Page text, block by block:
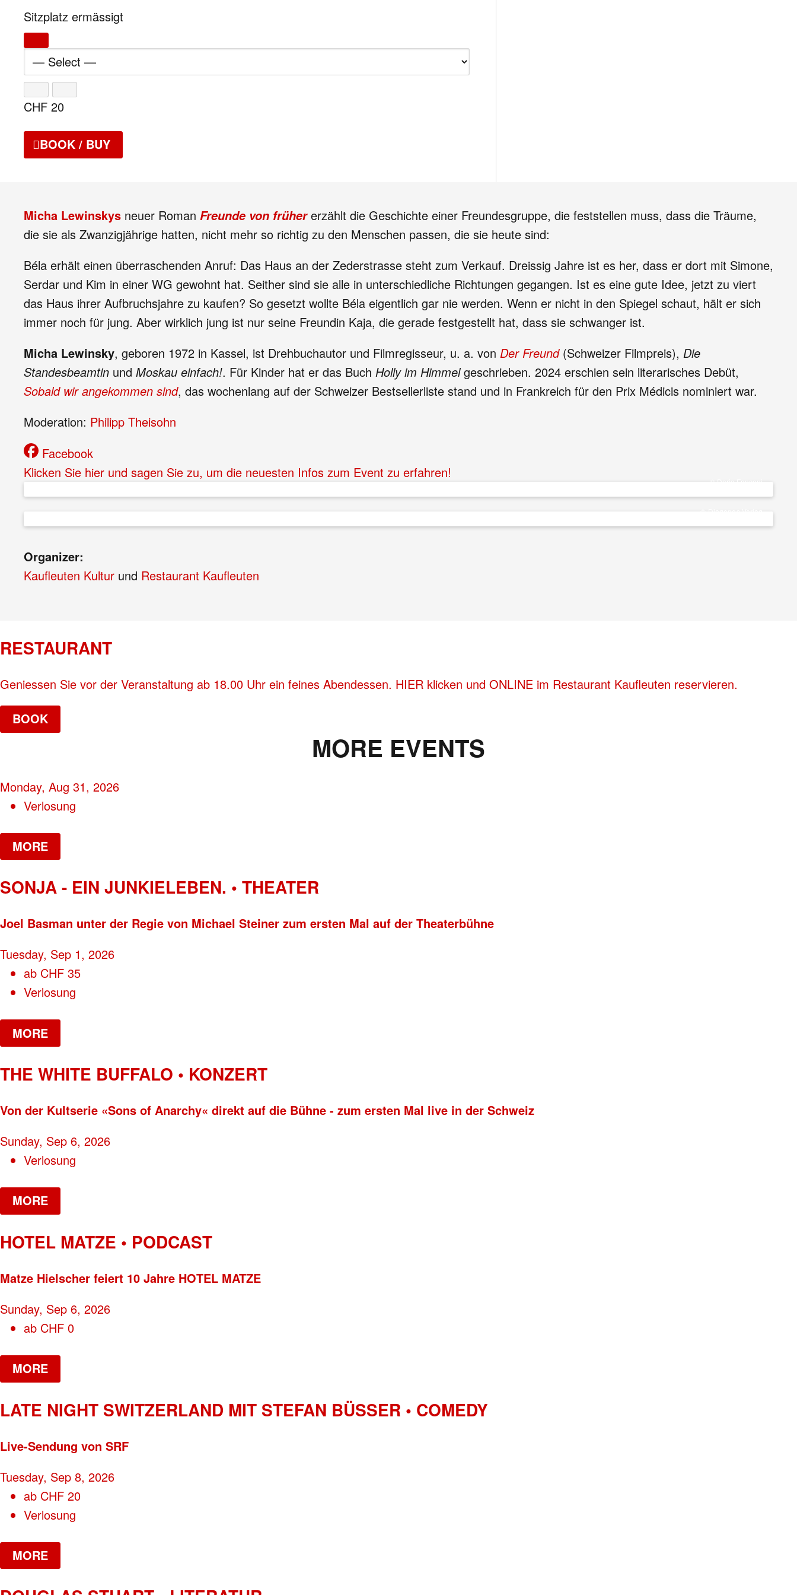
Sitzplatz ermässigt
CHF 20
BOOK / BUY
Micha Lewinskys neuer Roman Freunde von frühererzählt die Geschichte einer Freundesgruppe, die feststellen muss, dass die Träume,
die sie als Zwanzigjährige hatten, nicht mehr so richtig zu den Menschen passen, die sie heute sind:
Béla erhält einen überraschenden Anruf: Das Haus an der Zederstrasse steht zum Verkauf. Dreissig Jahre ist es her, dass er dort mit Simone,
Serdar und Kim in einer WG gewohnt hat. Seither sind sie alle in unterschiedliche Richtungen gegangen. Ist es eine gute Idee, jetzt zu viert
das Haus ihrer Aufbruchsjahre zu kaufen? So gesetzt wollte Béla eigentlich gar nie werden. Wenn er nicht in den Spiegel schaut, hält er sich
immer noch für jung. Aber wirklich jung ist nur seine Freundin Kaja, die gerade festgestellt hat, dass sie schwanger ist.
Micha Lewinsky, geboren 1972 in Kassel, ist Drehbuchautor und Filmregisseur, u. a. von Der Freund(Schweizer Filmpreis), Die
Standesbeamtin und Moskau einfach!. Für Kinder hat er das Buch Holly im Himmelgeschrieben. 2024 erschien sein literarisches Debüt,
Sobald wir angekommen sind, das wochenlang auf der Schweizer Bestsellerliste stand und in Frankreich für den Prix Médicis nominiert war.
Moderation: Philipp Theisohn
Facebook
Klicken Sie hier und sagen Sie zu, um die neuesten Infos zum Event zu erfahren!
Organizer:
Kaufleuten Kultur und Restaurant Kaufleuten
RESTAURANT
Geniessen Sie vor der Veranstaltung ab 18.00 Uhr ein feines Abendessen. HIER klicken und ONLINE im Restaurant Kaufleuten reservieren.
BOOK
MORE EVENTS
Monday, Aug 31, 2026
Verlosung
MORE
SONJA - EIN JUNKIELEBEN. • THEATER
Joel Basman unter der Regie von Michael Steiner zum ersten Mal auf der Theaterbühne
Tuesday, Sep 1, 2026
ab CHF 35
Verlosung
MORE
THE WHITE BUFFALO • KONZERT
Von der Kultserie «Sons of Anarchy« direkt auf die Bühne - zum ersten Mal live in der Schweiz
Sunday, Sep 6, 2026
Verlosung
MORE
HOTEL MATZE • PODCAST
Matze Hielscher feiert 10 Jahre HOTEL MATZE
Sunday, Sep 6, 2026
ab CHF 0
MORE
LATE NIGHT SWITZERLAND MIT STEFAN BÜSSER • COMEDY
Live-Sendung von SRF
Tuesday, Sep 8, 2026
ab CHF 20
Verlosung
MORE